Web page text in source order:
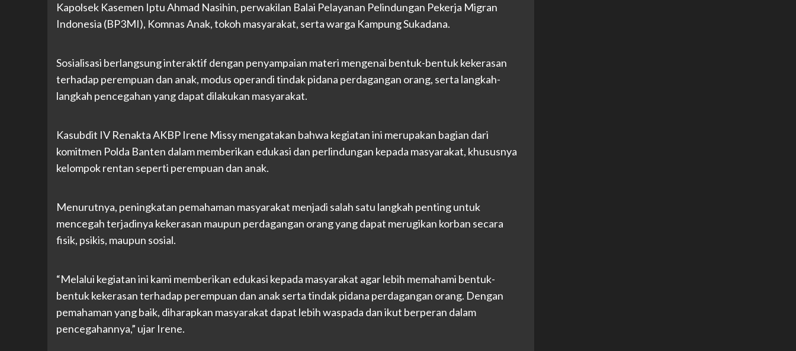
Kapolsek Kasemen Iptu Ahmad Nasihin, perwakilan Balai Pelayanan Pelindungan Pekerja Migran
Indonesia (BP3MI), Komnas Anak, tokoh masyarakat, serta warga Kampung Sukadana.
Sosialisasi berlangsung interaktif dengan penyampaian materi mengenai bentuk-bentuk kekerasan
terhadap perempuan dan anak, modus operandi tindak pidana perdagangan orang, serta langkah-
langkah pencegahan yang dapat dilakukan masyarakat.
Kasubdit IV Renakta AKBP Irene Missy mengatakan bahwa kegiatan ini merupakan bagian dari
komitmen Polda Banten dalam memberikan edukasi dan perlindungan kepada masyarakat, khususnya
kelompok rentan seperti perempuan dan anak.
Menurutnya, peningkatan pemahaman masyarakat menjadi salah satu langkah penting untuk
mencegah terjadinya kekerasan maupun perdagangan orang yang dapat merugikan korban secara
fisik, psikis, maupun sosial.
“Melalui kegiatan ini kami memberikan edukasi kepada masyarakat agar lebih memahami bentuk-
bentuk kekerasan terhadap perempuan dan anak serta tindak pidana perdagangan orang. Dengan
pemahaman yang baik, diharapkan masyarakat dapat lebih waspada dan ikut berperan dalam
pencegahannya,” ujar Irene.